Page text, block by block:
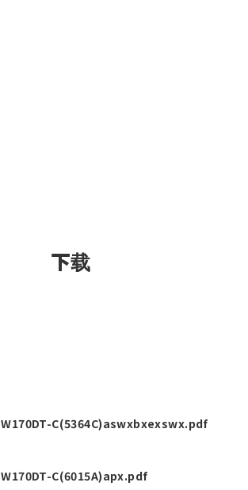
下载
C(5364C)aswxbxexswx.pdf
C(6015A)apx.pdf